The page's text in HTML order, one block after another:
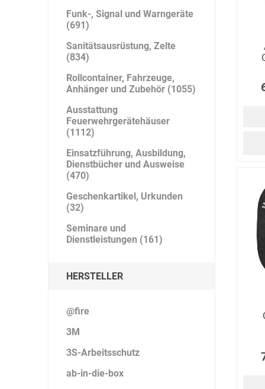
Bito BMI
Bücking
Cer112
DS Safety
Funk-, Signal und Warngeräte
(691)
Sanitätsausrüstung, Zelte
(834)
Rollcontainer, Fahrzeuge,
Anhänger und Zubehör (1055)
Ausstattung
Feuerwehrgerätehäuser
(1112)
Einsatzführung, Ausbildung,
Dienstbücher und Ausweise
(470)
Geschenkartikel, Urkunden
(32)
Seminare und
Dienstleistungen (161)
HERSTELLER
@fire
3M
3S-Arbeitsschutz
ab-in-die-box